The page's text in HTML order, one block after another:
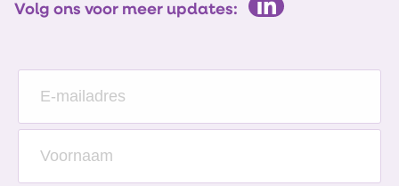
Volg ons voor meer updates: